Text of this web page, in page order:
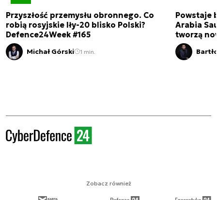
Przyszłość przemysłu obronnego. Co
robią rosyjskie Iły-20 blisko Polski?
Defence24Week #165
Michał Górski 1 min.
Powstaje
Arabia
tworzą
Zobacz również